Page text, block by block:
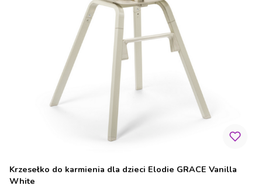
Krzesełko do karmienia dla dzieci Elodie GRACE Vanilla
White